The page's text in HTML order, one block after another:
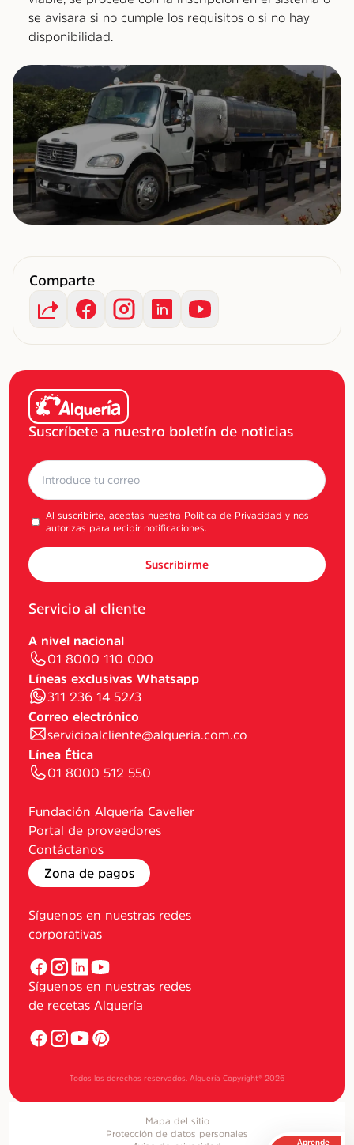
se avisara si no cumple los requisitos o si no hay
disponibilidad.
Comparte
Suscríbete a nuestro boletín de noticias
Al suscribirte, aceptas nuestra Política de Privacidad y nos
autorizas para recibir notificaciones.
Suscribirme
Servicio al cliente
A nivel nacional
01 8000 110 000
Líneas exclusivas Whatsapp
311 236 14 52/3
Correo electrónico
servicioalcliente@alqueria.com.co
Línea Ética
01 8000 512 550
Fundación Alquería Cavelier
Portal de proveedores
Contáctanos
Zona de pagos
Síguenos en nuestras redes
corporativas
Síguenos en nuestras redes
de recetas Alquería
Todos los derechos reservados. Alquería Copyright® 2026
Mapa del sitio
Protección de datos personales
Aprende